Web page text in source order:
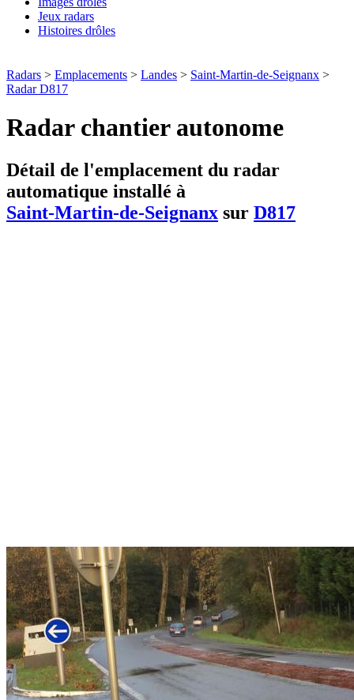
Jeux radars
Histoires drôles
Radars > Emplacements > Landes > Saint-Martin-de-Seignanx >
Radar D817
Radar chantier autonome
Détail de l'emplacement du radar
automatique installé à
Saint-Martin-de-Seignanx sur D817